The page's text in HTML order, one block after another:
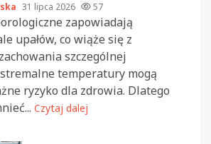
31 lipca 2026 57
zapowiadają
upałów, co wiąże się z
szczególnej
temperatury mogą
ryzyko dla zdrowia. Dlatego
Czytaj dalej